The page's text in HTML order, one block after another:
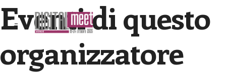
Eventi di questo
organizzatore